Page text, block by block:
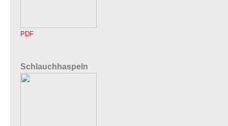
PDF
Schlauchhaspeln